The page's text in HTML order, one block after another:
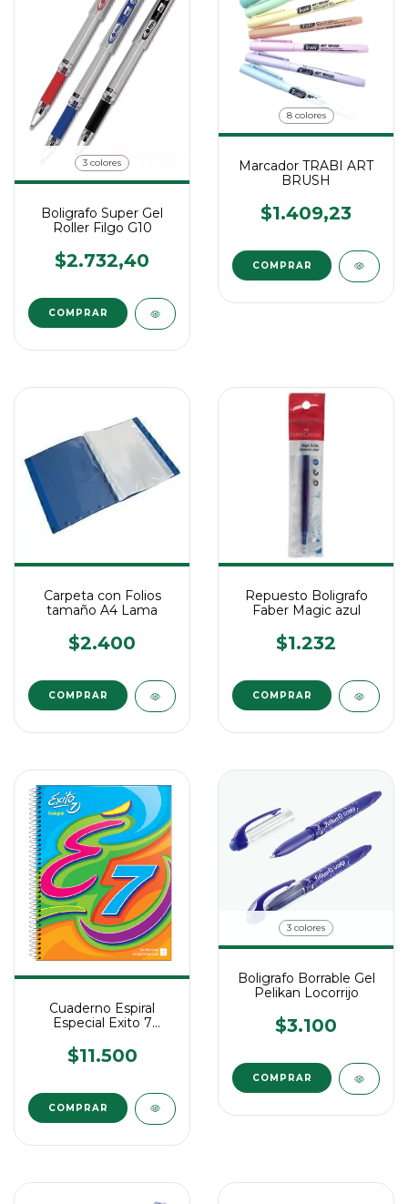
3 colores
Boligrafo Super Gel
Roller Filgo G10
$2.732,40
COMPRAR
8 colores
Marcador TRABI ART
BRUSH
$1.409,23
COMPRAR
Carpeta con Folios
tamaño A4 Lama
$2.400
COMPRAR
Repuesto Boligrafo
Faber Magic azul
$1.232
Cuaderno Espiral
Especial Exito 7
$11.500
COMPRAR
3 colores
Boligrafo Borrable Gel
Pelikan Locorrijo
$3.100
COMPRAR